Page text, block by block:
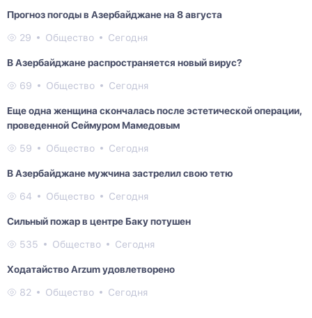
Прогноз погоды в Азербайджане на 8 августа
29 Общество Сегодня
В Азербайджане распространяется новый вирус?
69 Общество Сегодня
Еще одна женщина скончалась после эстетической операции,
проведенной Сеймуром Мамедовым
59 Общество Сегодня
В Азербайджане мужчина застрелил свою тетю
64 Общество Сегодня
Сильный пожар в центре Баку потушен
535 Общество Сегодня
Ходатайство Arzum удовлетворено
82 Общество Сегодня